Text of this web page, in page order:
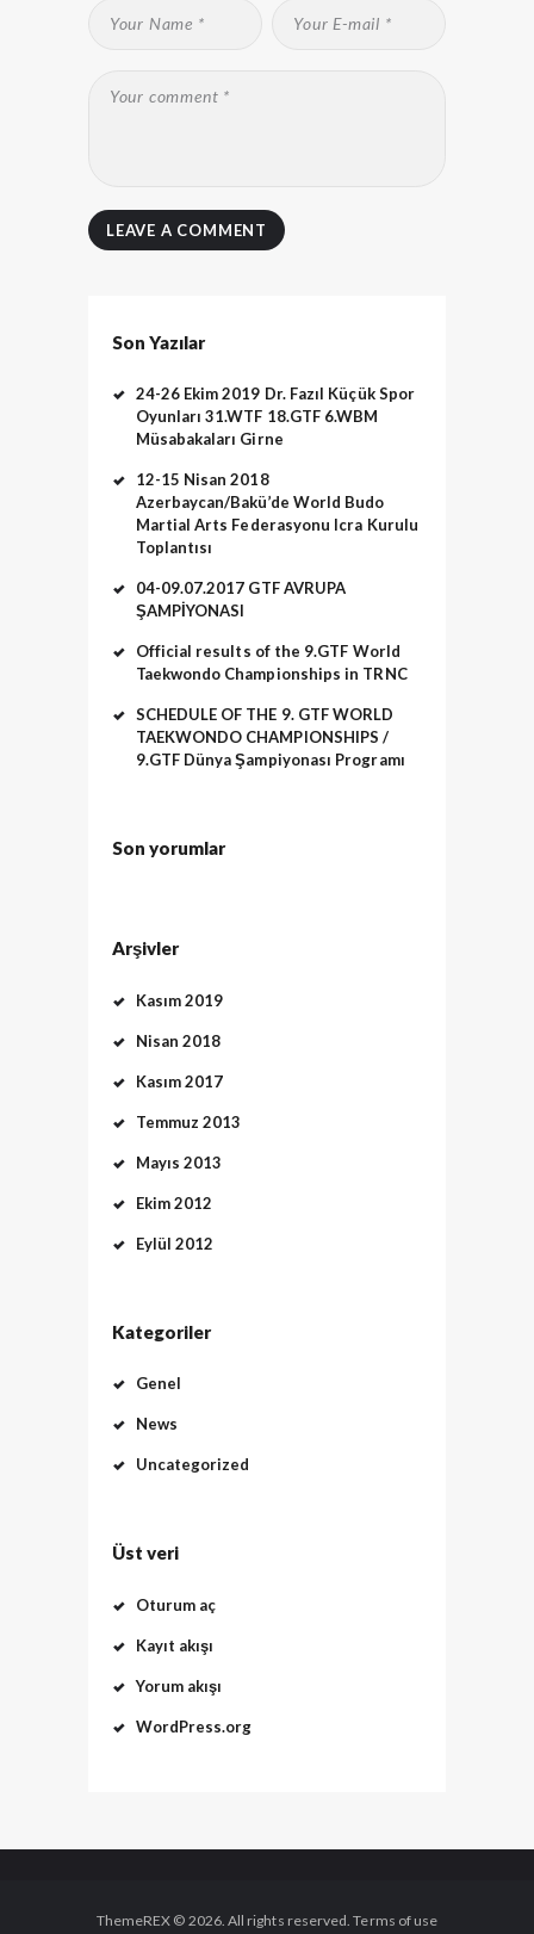
Son Yazılar
24-26 Ekim 2019 Dr. Fazıl Küçük Spor
Oyunları 31.WTF 18.GTF 6.WBM
Müsabakaları Girne
12-15 Nisan 2018
Azerbaycan/Bakü’de World Budo
Martial Arts Federasyonu Icra Kurulu
Toplantısı
04-09.07.2017 GTF AVRUPA
ŞAMPİYONASI
Official results of the 9.GTF World
Taekwondo Championships in TRNC
SCHEDULE OF THE 9. GTF WORLD
TAEKWONDO CHAMPIONSHIPS /
9.GTF Dünya Şampiyonası Programı
Son yorumlar
Arşivler
Kasım 2019
Nisan 2018
Kasım 2017
Temmuz 2013
Mayıs 2013
Ekim 2012
Eylül 2012
Kategoriler
Genel
News
Uncategorized
Üst veri
Oturum aç
Kayıt akışı
Yorum akışı
WordPress.org
ThemeREX © 2026. All rights reserved. Terms of use